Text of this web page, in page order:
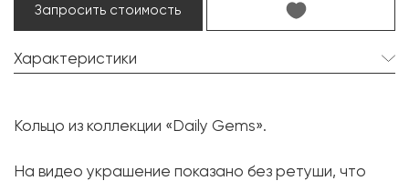
Запросить стоимость
Характеристики
Форма огранки:
Бриллиант:
52 шт. 0.62 карат.
Кольцо из коллекции «Daily Gems».
На видео украшение показано без ретуши, что